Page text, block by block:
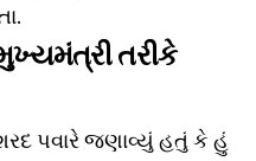
તરીકે
પવારે જણાવ્યું હતું કે હું